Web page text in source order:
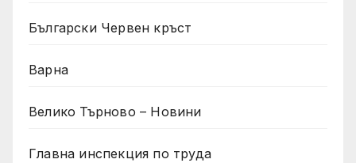
Български Червен кръст
Варна
Велико Търново – Новини
Главна инспекция по труда